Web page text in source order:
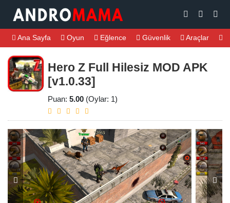
Ana Sayfa Oyun Eğlence Güvenlik Araçlar
Hero Z Full Hilesiz MOD APK
[v1.0.33]
Puan: 5.00 (Oylar: 1)